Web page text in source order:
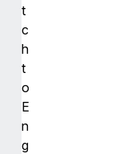
t
c
h
t
o
E
n
g